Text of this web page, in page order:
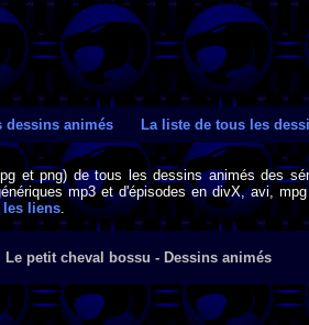
dessins animés La liste de tous les
et png) de tous les dessins animés des
mp3 et d'épisodes en divX, avi,
les liens
Le petit cheval bossu - Dessins animés